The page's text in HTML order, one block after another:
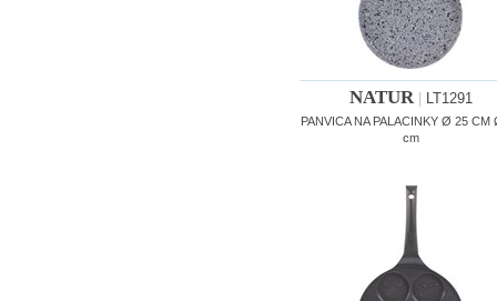
NATUR LT1291
PANVICA NA PALACINKY Ø 25 CM
cm